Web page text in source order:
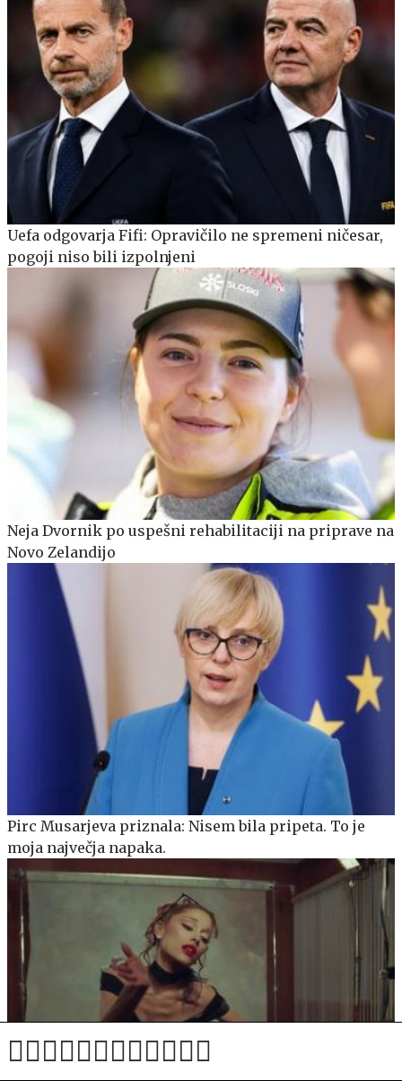
Uefa odgovarja Fifi: Opravičilo ne spremeni ničesar,
pogoji niso bili izpolnjeni
Neja Dvornik po uspešni rehabilitaciji na priprave na
Novo Zelandijo
Pirc Musarjeva priznala: Nisem bila pripeta. To je
moja največja napaka.